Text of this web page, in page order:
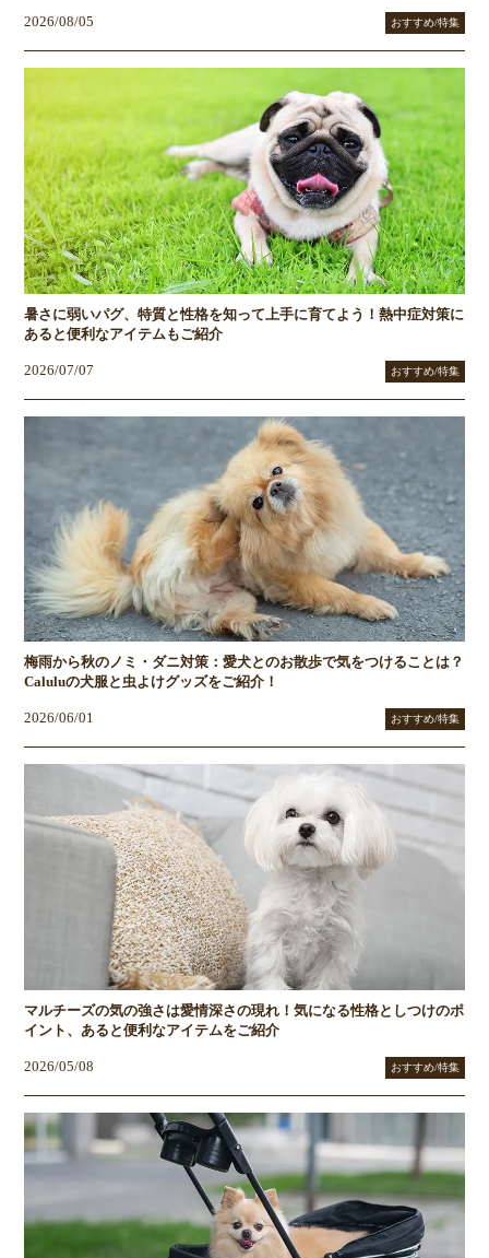
2026/08/05 おすすめ/特集
暑さに弱いパグ、特質と性格を知って上手に育てよう！熱中症対策に
あると便利なアイテムもご紹介
2026/07/07 おすすめ/特集
梅雨から秋のノミ・ダニ対策：愛犬とのお散歩で気をつけることは？
Caluluの犬服と虫よけグッズをご紹介！
2026/06/01 おすすめ/特集
マルチーズの気の強さは愛情深さの現れ！気になる性格としつけのポ
イント、あると便利なアイテムをご紹介
2026/05/08 おすすめ/特集